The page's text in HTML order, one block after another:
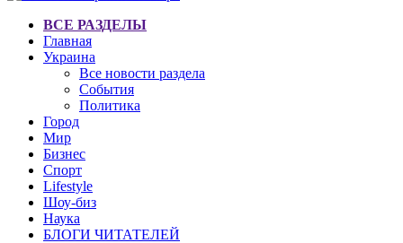
ВСЕ РАЗДЕЛЫ
Главная
Украина
Все новости раздела
События
Политика
Город
Мир
Бизнес
Спорт
Lifestyle
Шоу-биз
Наука
БЛОГИ ЧИТАТЕЛЕЙ